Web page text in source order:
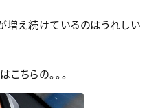
え続けているのはうれしい
ちらの。。。